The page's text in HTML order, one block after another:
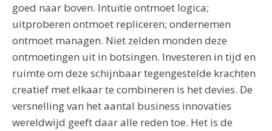
goed naar boven. Intuïtie ontmoet logica;
uitproberen ontmoet repliceren; ondernemen
ontmoet managen. Niet zelden monden deze
ontmoetingen uit in botsingen. Investeren in tijd en
ruimte om deze schijnbaar tegengestelde krachten
creatief met elkaar te combineren is het devies. De
versnelling van het aantal business innovaties
wereldwijd geeft daar alle reden toe. Het is de